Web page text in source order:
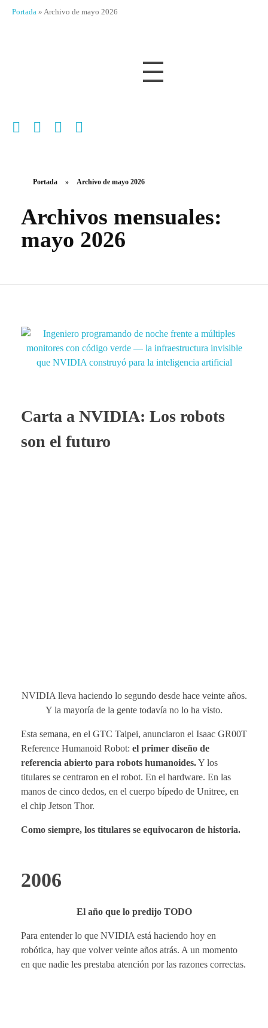
Portada » Archivo de mayo 2026
Portada » Archivo de mayo 2026
Archivos mensuales:
mayo 2026
Carta a NVIDIA: Los robots
son el futuro
NVIDIA lleva haciendo lo segundo desde hace veinte años.
Y la mayoría de la gente todavía no lo ha visto.
Esta semana, en el GTC Taipei, anunciaron el Isaac GR00T
Reference Humanoid Robot: el primer diseño de
referencia abierto para robots humanoides.Y los
titulares se centraron en el robot. En el hardware. En las
manos de cinco dedos, en el cuerpo bípedo de Unitree, en
el chip Jetson Thor.
Como siempre, los titulares se equivocaron de historia.
2006
El año que lo predijo TODO
Para entender lo que NVIDIA está haciendo hoy en
robótica, hay que volver veinte años atrás. A un momento
en que nadie les prestaba atención por las razones correctas.